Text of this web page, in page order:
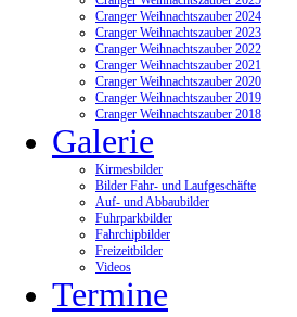
Cranger Weihnachtszauber 2024
Cranger Weihnachtszauber 2023
Cranger Weihnachtszauber 2022
Cranger Weihnachtszauber 2021
Cranger Weihnachtszauber 2020
Cranger Weihnachtszauber 2019
Cranger Weihnachtszauber 2018
Galerie
Kirmesbilder
Bilder Fahr- und Laufgeschäfte
Auf- und Abbaubilder
Fuhrparkbilder
Fahrchipbilder
Freizeitbilder
Videos
Termine